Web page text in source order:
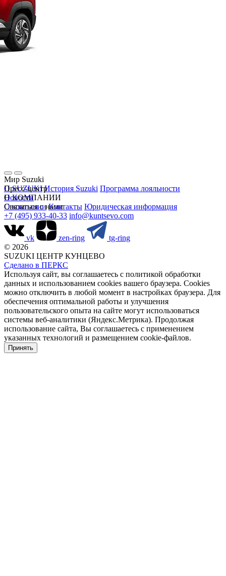
Мир Suzuki
О SUZUKI История Suzuki Программа лояльности
Пресс-центр
Новости
О КОМПАНИИ
О компании Контакты Юридическая информация
Связаться с нами
+7 (495) 933-40-33 info@kuntsevo.com
vk zen-ring
tg-ring
© 2026
SUZUKI ЦЕНТР КУНЦЕВО
Сделано в ПЕРКС
Используя сайт, вы соглашаетесь с политикой обработки
данных и использованием cookies вашего браузера. Cookies
можно отключить в любой момент в настройках браузера. Для
обеспечения оптимальной работы и улучшения
пользовательского опыта на сайте могут использоваться
системы веб-аналитики (Яндекс.Метрика). Продолжая
использование сайта, Вы соглашаетесь с применением
указанных технологий и размещением cookie-файлов.
Принять